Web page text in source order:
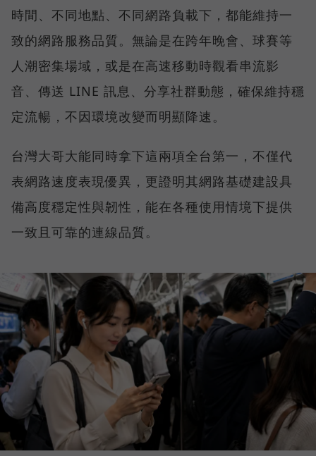
時間、不同地點、不同網路負載下，都能維持一
致的網路服務品質。無論是在跨年晚會、球賽等
人潮密集場域，或是在高速移動時觀看串流影
音、傳送 LINE 訊息、分享社群動態，確保維持穩
定流暢，不因環境改變而明顯降速。
台灣大哥大能同時拿下這兩項全台第一，不僅代
表網路速度表現優異，更證明其網路基礎建設具
備高度穩定性與韌性，能在各種使用情境下提供
一致且可靠的連線品質。